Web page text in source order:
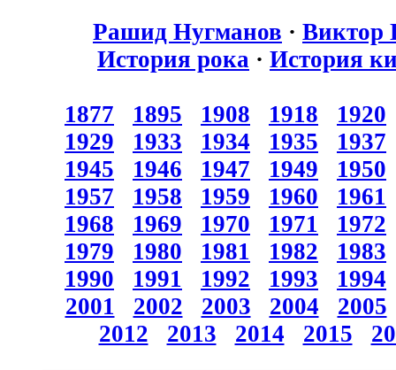
Рашид Нугманов · Виктор
История рока · История
1877 1895 1908 1918
1920
1929
1933 1934 1935
1937
1945
1946 1947 1949
1950
1957
1958 1959 1960
1961
1968
1969 1970 1971
1972
1979
1980 1981 1982
1983
1990
1991 1992 1993
1994
2001
2002 2003 2004
2005
2012
2013 2014 2015